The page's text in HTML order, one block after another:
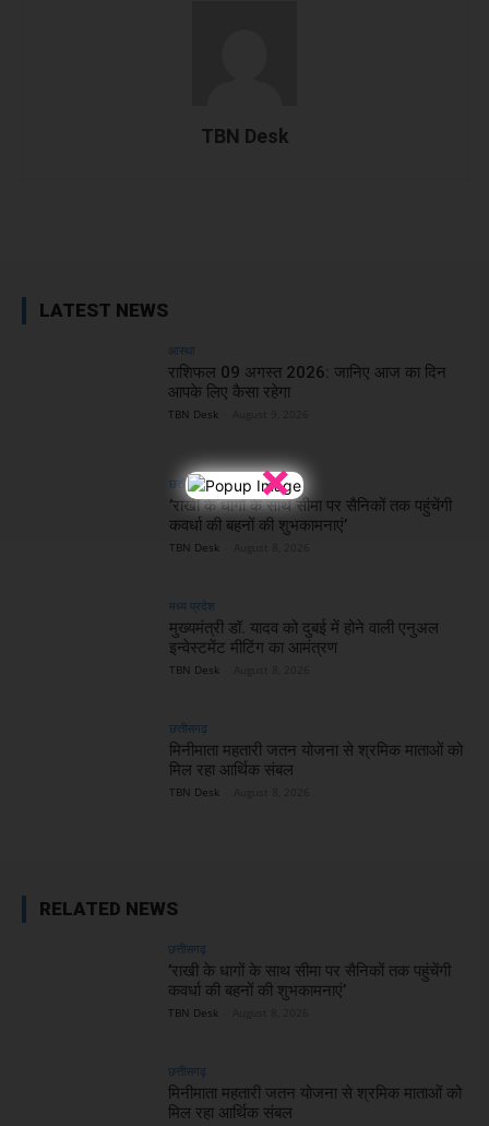
×
TBN Desk
LATEST NEWS
आस्था
राशिफल 09 अगस्त 2026: जानिए आज का दिन
आपके लिए कैसा रहेगा
TBN Desk
छत्तीसगढ़
’राखी के धागों के साथ सीमा पर सैनिकों तक पहुंचेंगी
कवर्धा की बहनों की शुभकामनाएं’
TBN Desk
मध्य प्रदेश
मुख्यमंत्री डॉ. यादव को दुबई में होने वाली एनुअल
इन्वेस्टमेंट मीटिंग का आमंत्रण
TBN Desk
छत्तीसगढ़
मिनीमाता महतारी जतन योजना से श्रमिक माताओं को
मिल रहा आर्थिक संबल
TBN Desk
RELATED NEWS
छत्तीसगढ़
’राखी के धागों के साथ सीमा पर सैनिकों तक पहुंचेंगी
कवर्धा की बहनों की शुभकामनाएं’
TBN Desk
छत्तीसगढ़
मिनीमाता महतारी जतन योजना से श्रमिक माताओं को
मिल रहा आर्थिक संबल